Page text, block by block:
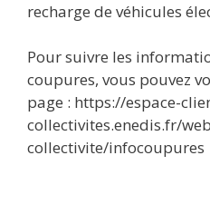
recharge de véhicules
Pour suivre les
coupures, vous pouvez
page : https://espace-
collectivites.enedis.fr/
collectivite/infocoupures